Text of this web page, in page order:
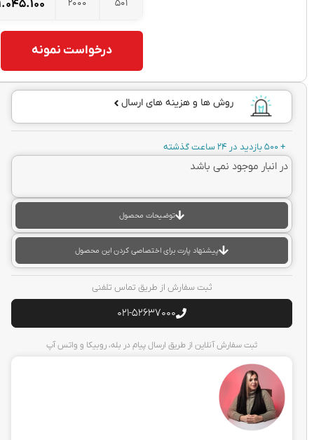
2000 ۱.۰۴۵.۱۰۰تومان
درخواست نمونه
روش ها و هزینه های ارسال
موجود نمی باشد
توضیحات محصول
پیشنهاد پارت برای اختصاصی کردن این محصول
ثبت سفارش از طریق تماس تلفنی
021-52637000
ثبت سفارش آنلاین از طریق ارسال پیام در بله، روبیکا و واتس آپ